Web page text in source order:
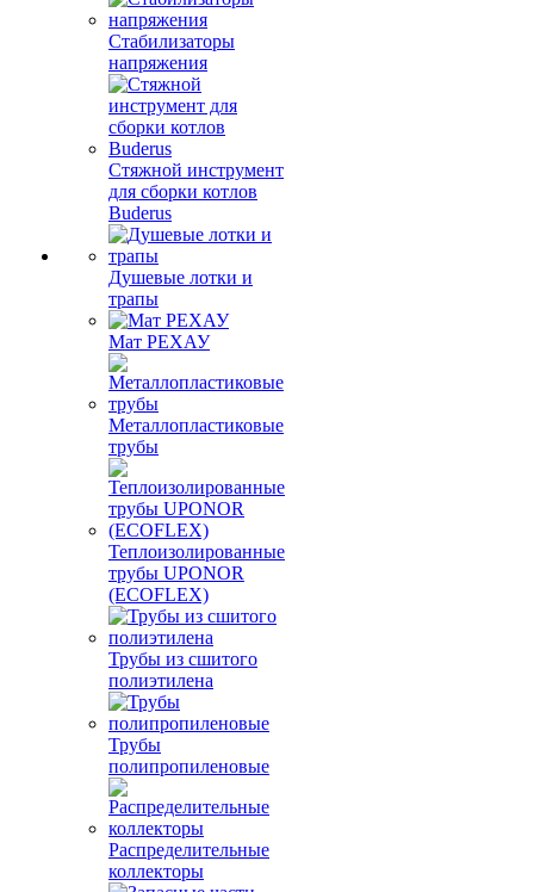
Стабилизаторы
напряжения
Стяжной инструмент
для сборки котлов
Buderus
Душевые лотки и
трапы
Мат РЕХАУ
Металлопластиковые
трубы
Теплоизолированные
трубы UPONOR
(ECOFLEX)
Трубы из сшитого
полиэтилена
Трубы
полипропиленовые
Распределительные
коллекторы